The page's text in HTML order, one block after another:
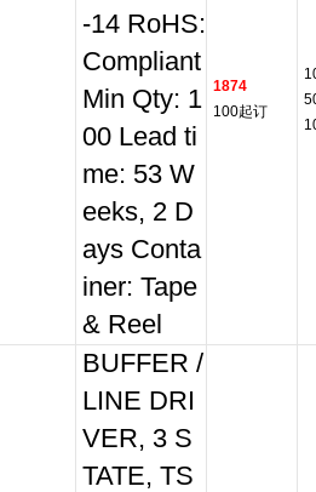
-14 RoHS:
Compliant
Min Qty: 1
00 Lead ti
me: 53 W
eeks, 2 D
ays Conta
iner: Tape
& Reel
1874
100起订
BUFFER /
LINE DRI
VER, 3 S
TATE, TS